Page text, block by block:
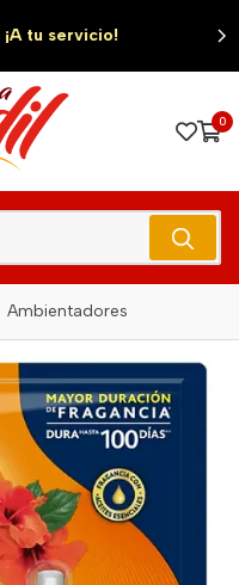
¡A tu servicio!
0
Ambientadores